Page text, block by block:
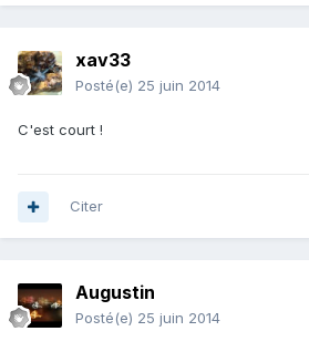
xav33
Posté(e) 25 juin 2014
C'est court !
Citer
Augustin
Posté(e) 25 juin 2014